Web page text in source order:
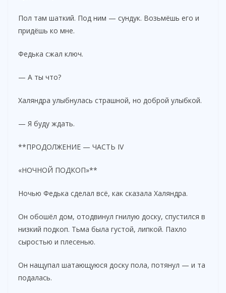
Пол там шаткий. Под ним — сундук. Возьмёшь его и
придёшь ко мне.
Федька сжал ключ.
— А ты что?
Халяндра улыбнулась страшной, но доброй улыбкой.
— Я буду ждать.
**ПРОДОЛЖЕНИЕ — ЧАСТЬ IV
«НОЧНОЙ ПОДКОП»**
Ночью Федька сделал всё, как сказала Халяндра.
Он обошёл дом, отодвинул гнилую доску, спустился в
низкий подкоп. Тьма была густой, липкой. Пахло
сыростью и плесенью.
Он нащупал шатающуюся доску пола, потянул — и та
подалась.